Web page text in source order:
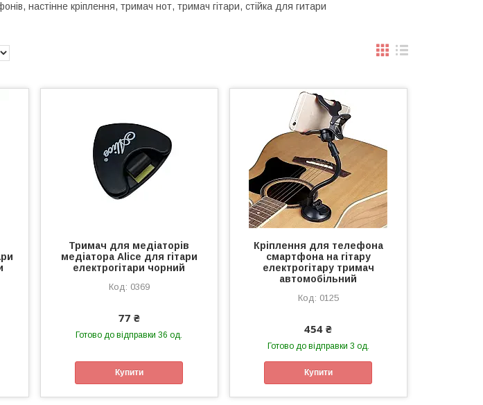
настінне кріплення, тримач нот, тримач гітари, стійка для гитари
Тримач для медіаторів
медіатора Alice для гітари
електрогітари чорний
0369
77 ₴
Готово до відправки 36 од.
Купити
Кріплення для телефона
смартфона на гітару
електрогітару тримач
автомобільний
0125
454 ₴
Готово до відправки 3 од.
Купити